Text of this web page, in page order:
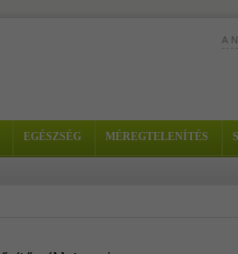
A
EGÉSZSÉG MÉREGTELENÍTÉS